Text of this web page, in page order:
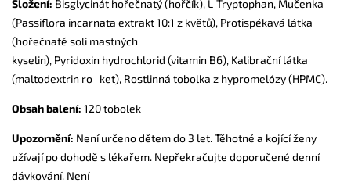
Složení: Bisglycinát hořečnatý (hořčík), L-Tryptophan, Mučenka
(Passiflora incarnata extrakt 10:1 z květů), Protispékavá látka
(hořečnaté soli mastných
kyselin), Pyridoxin hydrochlorid (vitamin B6), Kalibrační látka
(maltodextrin ro- ket), Rostlinná tobolka z hypromelózy (HPMC).
Obsah balení: 120 tobolek
Upozornění: Není určeno dětem do 3 let. Těhotné a kojící ženy
užívají po dohodě s lékařem. Nepřekračujte doporučené denní
dávkování. Není